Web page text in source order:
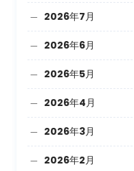
2026年7月
2026年6月
2026年5月
2026年4月
2026年3月
2026年2月